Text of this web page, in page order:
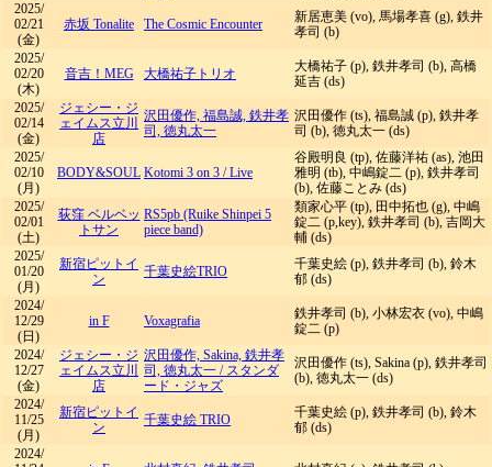
2025/
02/21
(金)
赤坂 Tonalite The Cosmic Encounter
新居恵美 (vo), 馬場孝喜 (g), 鉄井
孝司 (b)
2025/
02/20
(木)
音吉！MEG 大橋祐子トリオ
大橋祐子 (p), 鉄井孝司 (b), 高橋
延吉 (ds)
2025/
02/14
(金)
ジェシー・ジ
ェイムス立川
店
沢田優作, 福島誠, 鉄井孝
司, 徳丸太一
沢田優作 (ts), 福島誠 (p), 鉄井孝
司 (b), 徳丸太一 (ds)
2025/
02/10
(月)
BODY&SOUL Kotomi 3 on 3 /Live
谷殿明良 (tp), 佐藤洋祐 (as), 池田
雅明 (tb), 中嶋錠二 (p), 鉄井孝司
(b), 佐藤ことみ (ds)
2025/
02/01
(土)
荻窪 ベルベッ
トサン
RS5pb (Ruike Shinpei 5
piece band)
類家心平 (tp), 田中拓也 (g), 中嶋
錠二 (p,key), 鉄井孝司 (b), 吉岡大
輔 (ds)
2025/
01/20
(月)
新宿ピットイ
ン
千葉史絵TRIO
千葉史絵 (p), 鉄井孝司 (b), 鈴木
郁 (ds)
2024/
12/29
(日)
in F Voxagrafia
鉄井孝司 (b), 小林宏衣 (vo), 中嶋
錠二 (p)
2024/
12/27
(金)
ジェシー・ジ
ェイムス立川
店
沢田優作, Sakina, 鉄井孝
司, 徳丸太一 / スタンダ
ード・ジャズ
沢田優作 (ts), Sakina (p), 鉄井孝司
(b), 徳丸太一 (ds)
2024/
11/25
(月)
新宿ピットイ
ン
千葉史絵 TRIO
千葉史絵 (p), 鉄井孝司 (b), 鈴木
郁 (ds)
2024/